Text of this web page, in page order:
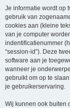
Je informatie wordt op
gebruik van
cookies aan (kleine
van je computer
indentificatienummer
“session-id”). Deze
software aan je
wanneer je
gebruikt om op te
je gebruikerservaring.
Wij kunnen ook buiten